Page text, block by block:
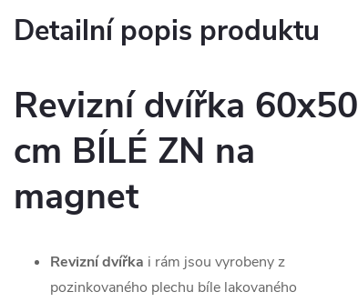
Detailní popis produktu
Revizní dvířka 60x50
cm BÍLÉ ZN na
magnet
Revizní dvířka i rám jsou vyrobeny z
pozinkovaného plechu bíle lakovaného